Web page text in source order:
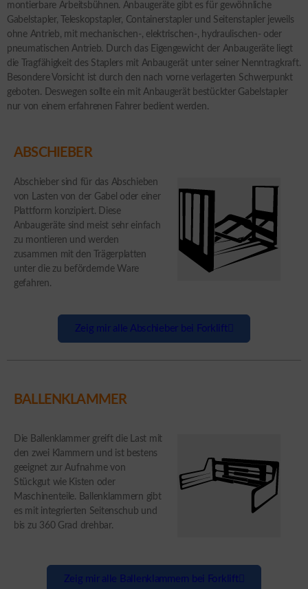
montierbare Arbeitsbühnen. Anbaugeräte gibt es für gewöhnliche
Gabelstapler, Teleskopstapler, Containerstapler und Seitenstapler jeweils
ohne Antrieb, mit mechanischen-, elektrischen-, hydraulischen- oder
pneumatischen Antrieb. Durch das Eigengewicht der Anbaugeräte liegt
die Tragfähigkeit des Staplers mit Anbaugerät unter seiner Nenntragkraft.
Besondere Vorsicht ist durch den nach vorne verlagerten Schwerpunkt
geboten. Deswegen sollte ein mit Anbaugerät bestückter Gabelstapler
nur von einem erfahrenen Fahrer bedient werden.
ABSCHIEBER
Abschieber sind für das Abschieben
von Lasten von der Gabel oder einer
Plattform konzipiert. Diese
Anbaugeräte sind meist sehr einfach
zu montieren und werden
zusammen mit den Trägerplatten
unter die zu befördernde Ware
gefahren.
Zeig mir alle Abschieber bei Forklift
BALLENKLAMMER
Die Ballenklammer greift die Last mit
den zwei Klammern und ist bestens
geeignet zur Aufnahme von
Stückgut wie Kisten oder
Maschinenteile. Ballenklammern gibt
es mit integrierten Seitenschub und
bis zu 360 Grad drehbar.
Zeig mir alle Ballenklammern bei Forklift